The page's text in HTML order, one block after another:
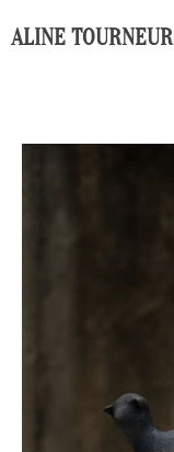
ALINE TOURNEUR